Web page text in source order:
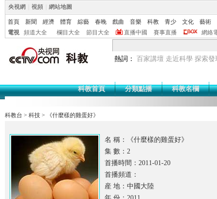
央視網 視頻 網站地圖
首頁 新聞 經濟 體育 綜藝 春晚 戲曲 音樂 科教 青少 文化
藝術
電視
頻道大全 欄目大全 節目大全 直播中國 賽事直播 網絡
熱詞： 百家講壇 走近科學 探索發
科教首頁 分類點播 科教名欄
科教台 > 科技 > 《什麼樣的雞蛋好》
名 稱：《什麼樣的雞蛋好》
集 數：2
首播時間：2011-01-20
首播頻道：
産 地：中國大陸